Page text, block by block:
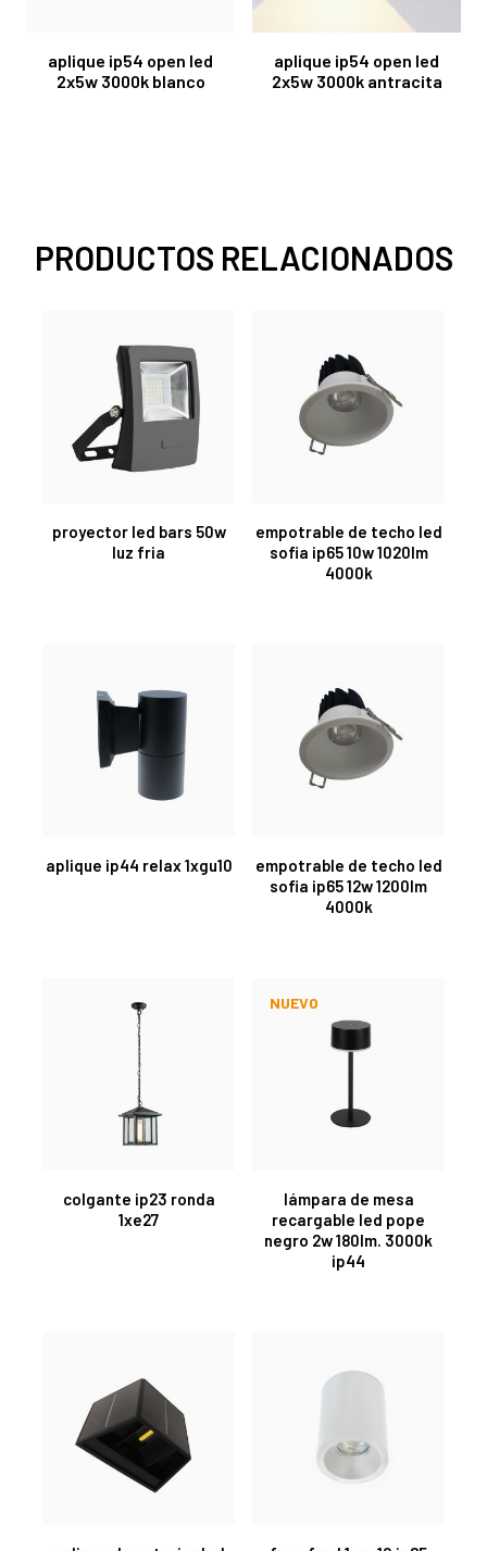
aplique ip54 open led
2x5w 3000k blanco
aplique ip54 open led
2x5w 3000k antracita
PRODUCTOS RELACIONADOS
proyector led bars 50w
luz fria
empotrable de techo led
sofia ip65 10w 1020lm
4000k
aplique ip44 relax 1xgu10
empotrable de techo led
sofia ip65 12w 1200lm
4000k
colgante ip23 ronda
1xe27
lámpara de mesa
recargable led pope
negro 2w 180lm. 3000k
ip44
NUEVO